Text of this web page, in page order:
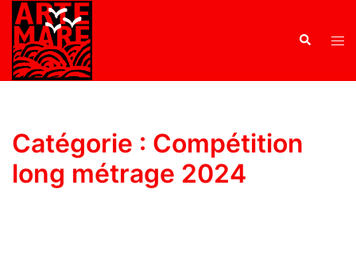
Catégorie : Compétition
long métrage 2024